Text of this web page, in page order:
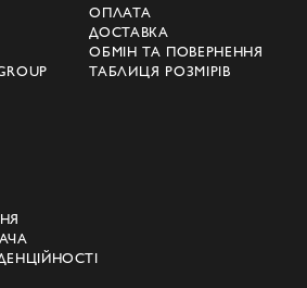
ОПЛАТА
ДОСТАВКА
ОБМІН ТА ПОВЕРНЕННЯ
ТАБЛИЦЯ РОЗМІРІВ